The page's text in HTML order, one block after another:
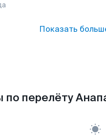
Показать
перелёту